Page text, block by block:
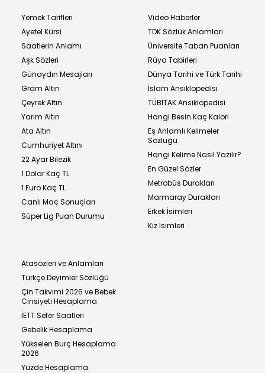
Yemek Tarifleri
Ayetel Kürsi
Saatlerin Anlamı
Aşk Sözleri
Günaydın Mesajları
Gram Altın
Çeyrek Altın
Yarım Altın
Ata Altın
Cumhuriyet Altını
22 Ayar Bilezik
1 Dolar Kaç TL
1 Euro Kaç TL
Canlı Maç Sonuçları
Süper Lig Puan Durumu
Video Haberler
TDK Sözlük Anlamları
Üniversite Taban Puanları
Rüya Tabirleri
Dünya Tarihi ve Türk Tarihi
İslam Ansiklopedisi
TÜBİTAK Ansiklopedisi
Hangi Besin Kaç Kalori
Eş Anlamlı Kelimeler
Sözlüğü
Hangi Kelime Nasıl Yazılır?
En Güzel Sözler
Metrobüs Durakları
Marmaray Durakları
Erkek İsimleri
Kız İsimleri
Atasözleri ve Anlamları
Türkçe Deyimler Sözlüğü
Çin Takvimi 2026 ve Bebek
Cinsiyeti Hesaplama
İETT Sefer Saatleri
Gebelik Hesaplama
Yükselen Burç Hesaplama
2026
Yüzde Hesaplama